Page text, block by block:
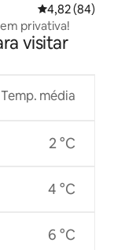
4,82 de uma
4,82 (84)
privativa!
visitar
Temp. média
2 °C
4 °C
6 °C